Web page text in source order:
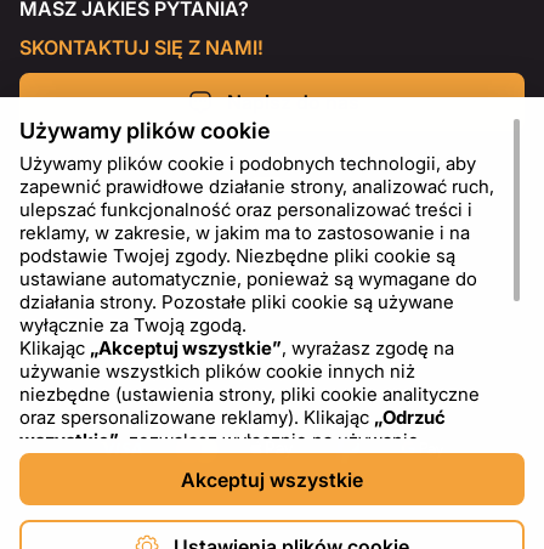
MASZ JAKIEŚ PYTANIA?
SKONTAKTUJ SIĘ Z NAMI!
Napisz do nas
PL USD - US Dollar ($)
Używamy plików cookie
Używamy plików cookie i podobnych technologii, aby
zapewnić prawidłowe działanie strony, analizować ruch,
ulepszać funkcjonalność oraz personalizować treści i
reklamy, w zakresie, w jakim ma to zastosowanie i na
podstawie Twojej zgody. Niezbędne pliki cookie są
ustawiane automatycznie, ponieważ są wymagane do
działania strony. Pozostałe pliki cookie są używane
wyłącznie za Twoją zgodą.
Klikając „Akceptuj wszystkie”, wyrażasz zgodę na
używanie wszystkich plików cookie innych niż
niezbędne (ustawienia strony, pliki cookie analityczne
oraz spersonalizowane reklamy). Klikając „Odrzuć
wszystkie” , zezwalasz wyłącznie na używanie
niezbędnych plików cookie. Klikając
, możesz wybrać, które kategorie plików cookie
chcesz zaakceptować lub zablokować. Możesz w
dowolnym momencie zmienić lub wycofać swoją zgodę,
Akceptuj wszystkie